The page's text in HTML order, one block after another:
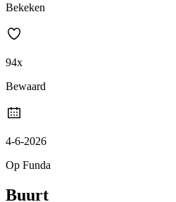
Bekeken
94x
Bewaard
4-6-2026
Op Funda
Buurt